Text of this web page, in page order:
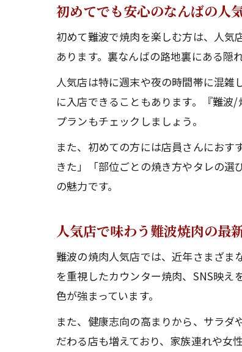
初めてでも安心のなんばの人
初めて難波で焼肉を楽しむ方は、人気
あります。裏なんばの路地裏にある隠
人気店は特に週末や夜の時間帯に混雑
に入店できることもあります。『難
プランもチェックしましょう。
また、初めての方には店員さんにお
きた」「部位ごとの焼き方やタレの選
の魅力です。
人気店で味わう難波焼肉の最
難波の焼肉人気店では、近年さまざま
を重視したカウンター焼肉、SNS映え
色が強まっています。
また、健康志向の高まりから、サラダ
だわる店も増えており、家族連れや女